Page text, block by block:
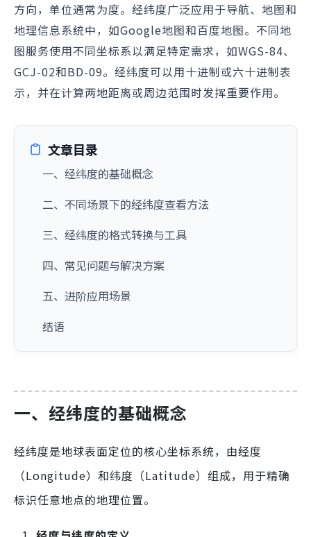
方向，单位通常为度。经纬度广泛应用于导航、地图和
地理信息系统中，如Google地图和百度地图。不同地
图服务使用不同坐标系以满足特定需求，如WGS-84、
GCJ-02和BD-09。经纬度可以用十进制或六十进制表
示，并在计算两地距离或周边范围时发挥重要作用。
文章目录
一、经纬度的基础概念
二、不同场景下的经纬度查看方法
三、经纬度的格式转换与工具
四、常见问题与解决方案
五、进阶应用场景
结语
一、经纬度的基础概念
经纬度是地球表面定位的核心坐标系统，由经度
（Longitude）和纬度（Latitude）组成，用于精确
标识任意地点的地理位置。